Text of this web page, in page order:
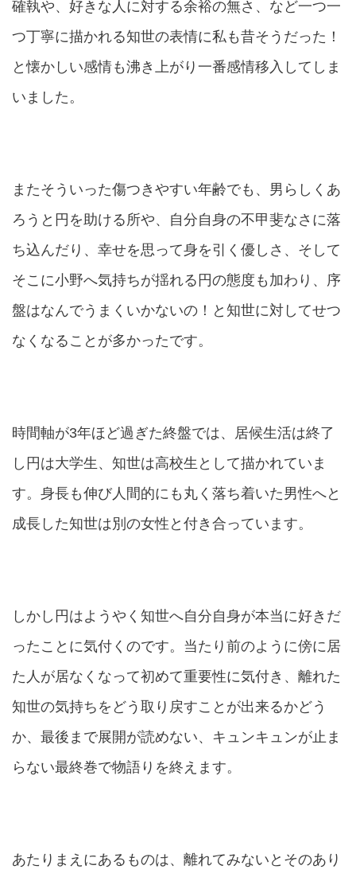
確執や、好きな人に対する余裕の無さ、など一つ一
つ丁寧に描かれる知世の表情に私も昔そうだった！
と懐かしい感情も沸き上がり一番感情移入してしま
いました。
またそういった傷つきやすい年齢でも、男らしくあ
ろうと円を助ける所や、自分自身の不甲斐なさに落
ち込んだり、幸せを思って身を引く優しさ、そして
そこに小野へ気持ちが揺れる円の態度も加わり、序
盤はなんでうまくいかないの！と知世に対してせつ
なくなることが多かったです。
時間軸が3年ほど過ぎた終盤では、居候生活は終了
し円は大学生、知世は高校生として描かれていま
す。身長も伸び人間的にも丸く落ち着いた男性へと
成長した知世は別の女性と付き合っています。
しかし円はようやく知世へ自分自身が本当に好きだ
ったことに気付くのです。当たり前のように傍に居
た人が居なくなって初めて重要性に気付き、離れた
知世の気持ちをどう取り戻すことが出来るかどう
か、最後まで展開が読めない、キュンキュンが止ま
らない最終巻で物語りを終えます。
あたりまえにあるものは、離れてみないとそのあり